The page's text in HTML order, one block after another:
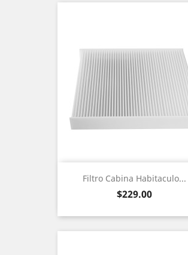
Filtro Cabina Habitaculo...
Precio
$229.00